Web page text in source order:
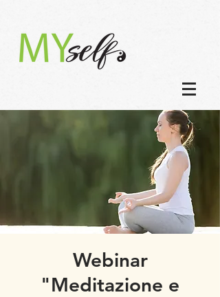
Webinar
"Meditazione e